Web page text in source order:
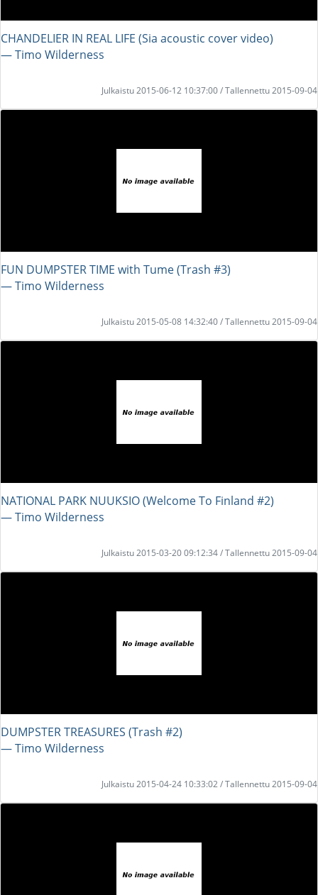
CHANDELIER IN REAL LIFE (Sia acoustic cover video)
― Timo Wilderness
Julkaistu 2015-06-12 10:37:00 / Tallennettu 2015-09-04
FUN DUMPSTER TIME with Tume (Trash #3)
― Timo Wilderness
Julkaistu 2015-05-08 14:32:40 / Tallennettu 2015-09-04
NATIONAL PARK NUUKSIO (Welcome To Finland #2)
― Timo Wilderness
Julkaistu 2015-03-20 09:12:34 / Tallennettu 2015-09-04
DUMPSTER TREASURES (Trash #2)
― Timo Wilderness
Julkaistu 2015-04-24 10:33:02 / Tallennettu 2015-09-04